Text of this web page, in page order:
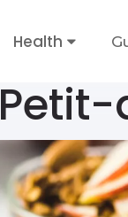
Health
Petit-